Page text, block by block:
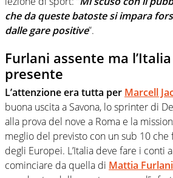
che da queste batoste si impara
dalle gare positive”.
Furlani assente ma
presente
L’attenzione era tutta per Marcell
buona uscita a Savona, lo sprinter di
alla prova del nove a Roma e la
meglio del previsto con un sub 10 che
degli Europei. L’Italia deve fare i conti
cominciare da quella di Mattia Furlani